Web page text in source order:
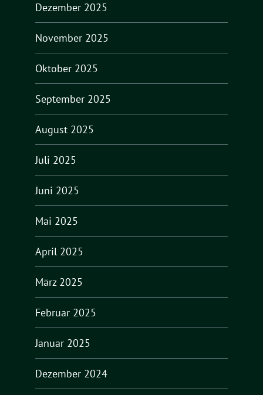
Dezember 2025
November 2025
Oktober 2025
September 2025
August 2025
Juli 2025
Juni 2025
Mai 2025
April 2025
März 2025
Februar 2025
Januar 2025
Dezember 2024